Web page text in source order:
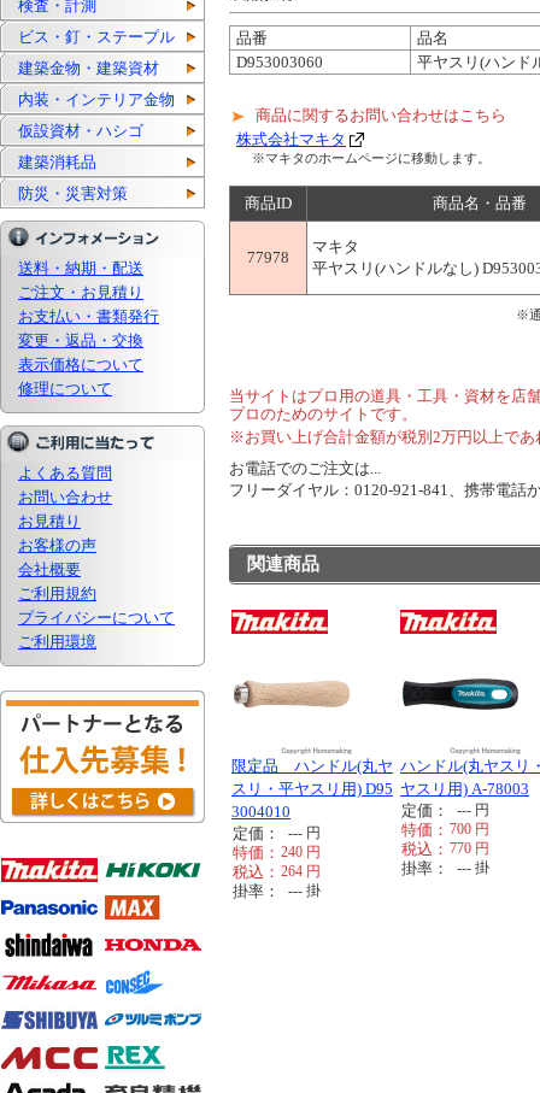
検査・計測
ビス・釘・ステープル
建築金物・建築資材
内装・インテリア金物
仮設資材・ハシゴ
建築消耗品
防災・災害対策
送料・納期・配送
ご注文・お見積り
お支払い・書類発行
変更・返品・交換
表示価格について
修理について
よくある質問
お問い合わせ
お見積り
お客様の声
会社概要
ご利用規約
プライバシーについて
ご利用環境
品番
品名
D953003060
平ヤスリ(ハンド
商品に関するお問い合わせはこちら
株式会社マキタ
※マキタのホームページに移動します。
商品ID 商品名・品番
77978
マキタ
平ヤスリ(ハンドルなし)
※
当サイトはプロ用の道具・工具・資材を店
プロのためのサイトです。
※お買い上げ合計金額が税別2万円以上で
お電話でのご注文は...
フリーダイヤル：0120-921-841、携帯電
関連商品
限定品 ハンドル(丸ヤ
スリ・平ヤスリ用) D95
3004010
定価：
--- 円
特価： 240 円
税込： 264 円
掛率： --- 掛
ハンドル(丸ヤスリ
ヤスリ用) A-78003
定価：
--- 円
特価： 700 円
税込： 770 円
掛率： --- 掛